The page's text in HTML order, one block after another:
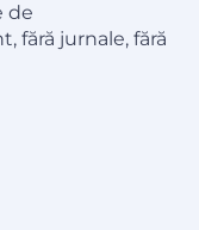
de
fără jurnale, fără